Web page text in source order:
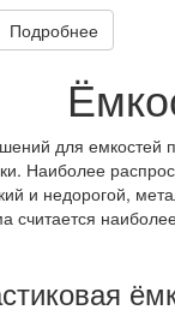
Подробнее
для
Наиболее
и недорогой,
считается